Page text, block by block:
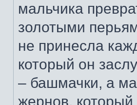
мальчика
золотыми
не принесла
который он
– башмачки, а
жернов,